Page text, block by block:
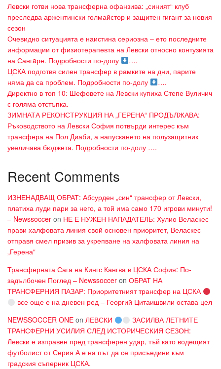
Левски готви нова трансферна офанзива: „синият“ клуб
преследва аржентински голмайстор и защитен гигант за новия
сезон
Очевидно ситуацията е наистина сериозна – ето последните
информации от физиотерапевта на Левски относно контузията
на Сангaре. Подробности по-долу
….
ЦСКА подготвя силен трансфер в рамките на дни, парите
няма да са проблем. Подробности по-долу
….
Директно в топ 10: Шефовете на Левски купиха Степе Вуличич
с голяма отстъпка.
ЗИМНАТА РЕКОНСТРУКЦИЯ НА „ГЕРЕНА“ ПРОДЪЛЖАВА:
Ръководството на Левски София потвърди интерес към
трансфера на Пол Диаби, а напускането на полузащитник
увеличава бюджета. Подробности по-долу ….
Recent Comments
ИЗНЕНАДВАЩ ОБРАТ: Абсурден „син“ трансфер от Левски,
платиха луди пари за него, а той има само 170 игрови минути!
– Newssoccer on НЕ Е НУЖЕН НАПАДАТЕЛЬ: Хулио Веласкес
прави халфовата линия свой основен приоритет, Веласкес
отправя смел призив за укрепване на халфовата линия на
„Герена“
Трансферната Сага на Кингс Кангва в ЦСКА София: По-
задълбочен Поглед – Newssoccer on ОБРАТ НА
ТРАНСФЕРНИЯ ПАЗАР: Приоритетният трансфер на ЦСКА
все още е на дневен ред – Георгий Цитаишвили остава цел
NEWSSOCCER ONE on ЛЕВСКИ
ЗАСИЛВА ЛЕТНИТЕ
ТРАНСФЕРНИ УСИЛИЯ СЛЕД ИСТОРИЧЕСКИЯ СЕЗОН:
Левски е изправен пред трансферен удар, тъй като водещият
футболист от Серия А е на път да се присъедини към
градския съперник ЦСКА.